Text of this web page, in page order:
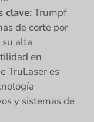
clave:Trumpf
de corte por
alta
en
TruLaser es
y sistemas de